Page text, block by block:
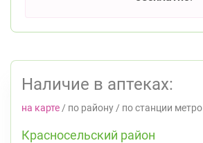
Наличие в аптеках:
на карте / по району / по станции метро
Красносельский район